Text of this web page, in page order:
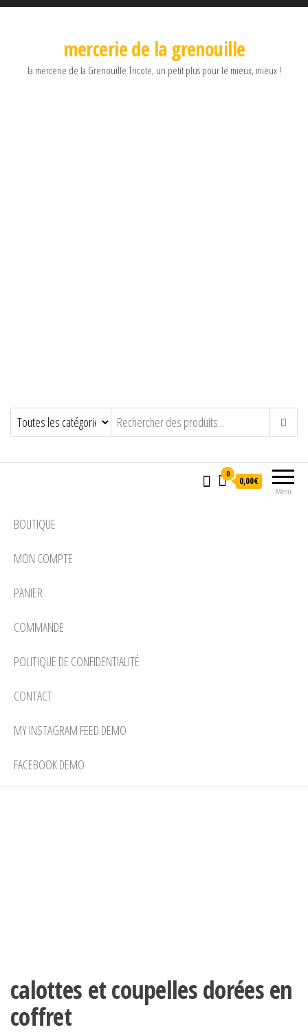
mercerie de la grenouille
la mercerie de la Grenouille Tricote, un petit plus pour le mieux, mieux !
Menu
0
0,00€
BOUTIQUE
MON COMPTE
PANIER
COMMANDE
POLITIQUE DE CONFIDENTIALITÉ
CONTACT
MY INSTAGRAM FEED DEMO
FACEBOOK DEMO
calottes et coupelles dorées en
coffret